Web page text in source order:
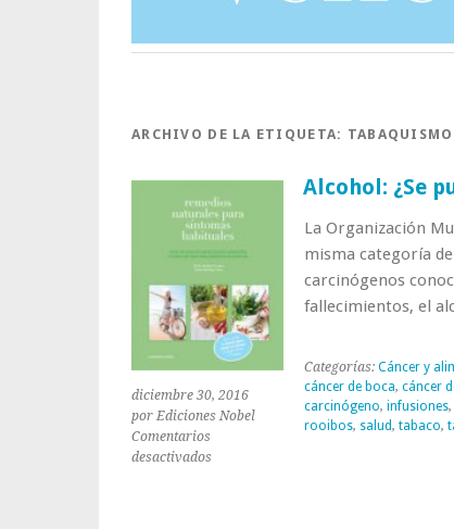
ARCHIVO DE LA ETIQUETA: TABAQUISMO
diciembre 30, 2016
por Ediciones Nobel
Comentarios
desactivadosen
Alcohol: ¿Se
La Organización
misma categoría
carcinógenos
fallecimientos, el
Categorías: Cáncer y
cáncer de boca, cáncer
carcinógeno, infusiones,
rooibos, salud, tabaco,